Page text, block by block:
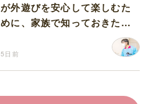
が外遊びを安心して楽しむた
めに、家族で知っておきたい
5日前